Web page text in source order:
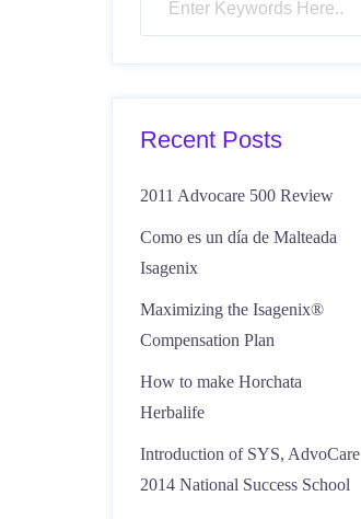
Recent Posts
2011 Advocare 500 Review
Como es un día de Malteada
Isagenix
Maximizing the Isagenix®
Compensation Plan
How to make Horchata
Herbalife
Introduction of SYS, AdvoCare
2014 National Success School